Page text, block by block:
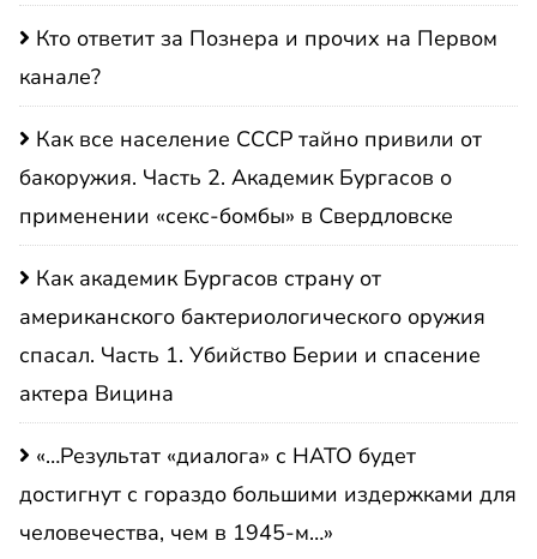
Кто ответит за Познера и прочих на Первом
канале?
Как все население СССР тайно привили от
бакоружия. Часть 2. Академик Бургасов о
применении «секс-бомбы» в Свердловске
Как академик Бургасов страну от
американского бактериологического оружия
спасал. Часть 1. Убийство Берии и спасение
актера Вицина
«…Результат «диалога» с НАТО будет
достигнут с гораздо большими издержками для
человечества, чем в 1945-м…»